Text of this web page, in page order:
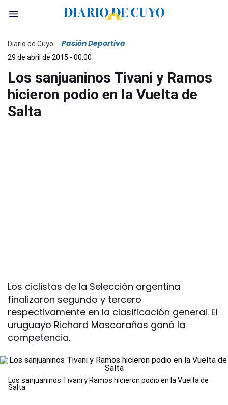
Diario de Cuyo Pasión Deportiva
29 de abril de 2015 - 00:00
Los sanjuaninos Tivani y Ramos
hicieron podio en la Vuelta de
Salta
Los ciclistas de la Selección argentina
finalizaron segundo y tercero
respectivamente en la clasificación general. El
uruguayo Richard Mascarañas ganó la
competencia.
Los sanjuaninos Tivani y Ramos hicieron podio en la Vuelta de
Salta